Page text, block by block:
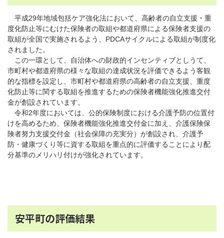
平成29年地域包括ケア強化法において、高齢者の自立支援・重
度化防止等にむけた保険者の取組や都道府県による保険者支援の
取組が全国で実施されるよう、PDCAサイクルによる取組が制度化
されました。
この一環として、自治体への財政的インセンティブとしうて、
市町村や都道府県の様々な取組の達成状況を評価できるよう客観
的な指標を設定し、市町村や都道府県の高齢者の自立支援、重度
化防止等に関する取組を推進するための保険者機能強化推進交付
金が創設されています。
令和2年度においては、公的保険制度における介護予防の位置付
けを高めるため、保険者機能強化推進交付金に加え、介護保険保
険者努力支援交付金（社会保障の充実分）が創設され、介護予
防・健康づくり等に資する取組を重点的に評価することにより配
分基準のメリハリ付けが強化されています。
安平町の評価結果